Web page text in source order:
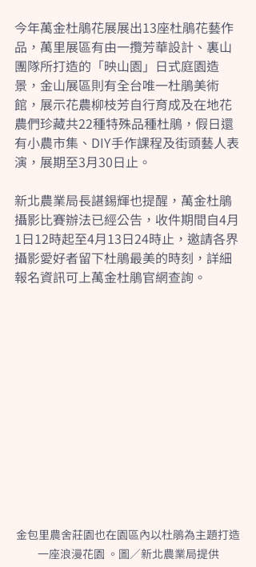
今年萬金杜鵑花展展出13座杜鵑花藝作
品，萬里展區有由一攬芳華設計、裏山
團隊所打造的「映山園」日式庭園造
景，金山展區則有全台唯一杜鵑美術
館，展示花農柳枝芳自行育成及在地花
農們珍藏共22種特殊品種杜鵑，假日還
有小農市集、DIY手作課程及街頭藝人表
演，展期至3月30日止。
新北農業局長諶錫輝也提醒，萬金杜鵑
攝影比賽辦法已經公告，收件期間自4月
1日12時起至4月13日24時止，邀請各界
攝影愛好者留下杜鵑最美的時刻，詳細
報名資訊可上萬金杜鵑官網查詢。
金包里農舍莊園也在園區內以杜鵑為主題打造
一座浪漫花園 。圖／新北農業局提供